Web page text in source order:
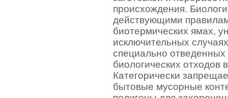
происхождения.
действующими
биотермических ямах,
исключительных
специально
биологических отходов
Категорически
бытовые мусорные